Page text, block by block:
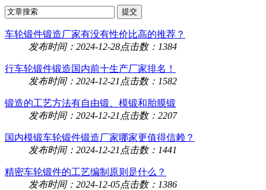
车轮锻件锻造厂家有没有性价比高的推荐？
发布时间：2024-12-28点击数：1384
行车轮锻件锻造国内前十生产厂家排名！
发布时间：2024-12-21 点击数：1582
锻造的工艺方法有自由锻、模锻和胎膜锻
发布时间：2024-12-21 点击数：2207
国内模锻车轮锻件锻造厂家哪家更值得信赖？
发布时间：2024-12-21 点击数：1441
精密车轮锻件的工艺编制原则是什么？
发布时间：2024-12-05点击数：1386